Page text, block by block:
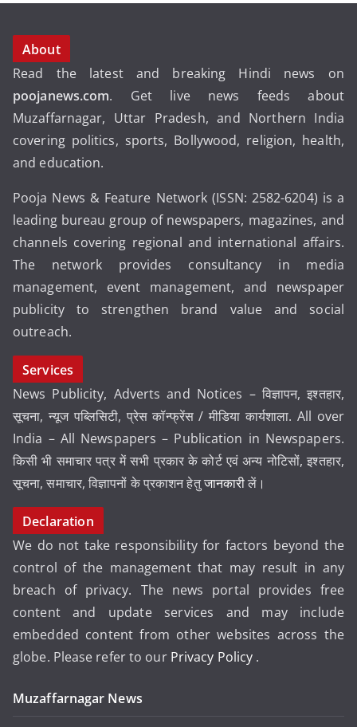
About
Read the latest and breaking Hindi news on
poojanews.com. Get live news feeds about
Muzaffarnagar, Uttar Pradesh, and Northern India
covering politics, sports, Bollywood, religion, health,
and education.
Pooja News & Feature Network (ISSN: 2582-6204) is a
leading bureau group of newspapers, magazines, and
channels covering regional and international affairs.
The network provides consultancy in media
management, event management, and newspaper
publicity to strengthen brand value and social
outreach.
Services
News Publicity, Adverts and Notices – विज्ञापन, इश्तहार,
सूचना, न्यूज पब्लिसिटी, प्रेस कॉन्फ्रेंस / मीडिया कार्यशाला. All over
India – All Newspapers – Publication in Newspapers.
किसी भी समाचार पत्र में सभी प्रकार के कोर्ट एवं अन्य नोटिसों, इश्तहार,
सूचना, समाचार, विज्ञापनों के प्रकाशन हेतुजानकारीलें।
Declaration
We do not take responsibility for factors beyond the
control of the management that may result in any
breach of privacy. The news portal provides free
content and update services and may include
embedded content from other websites across the
globe. Please refer to our Privacy Policy .
Muzaffarnagar News